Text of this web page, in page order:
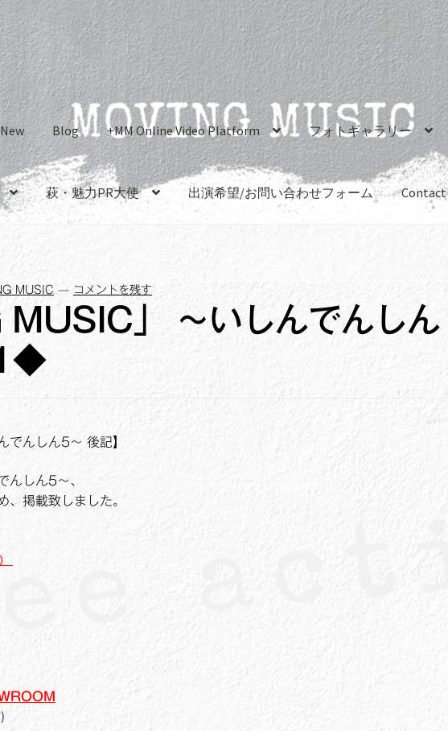
Blog +MM Online Video Platform フォトギャラリー
萩・魅力PR大使 出演希望/お問い合わせフォーム Contact
MUSIC — コメントを残す
」 ～いしんでんしん
でんしん5～ 後記】
んしん5～、
、掲載致しました。